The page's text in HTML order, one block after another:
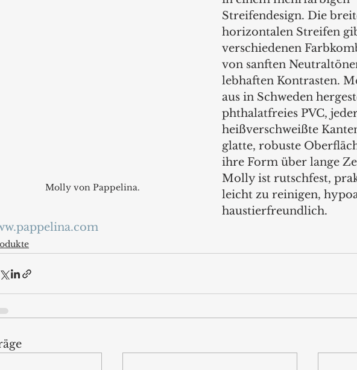
Molly von Pappelina.
Streifendesign. Die
horizontalen Streifen
verschiedenen
von sanften
lebhaften Kontrasten.
aus in Schweden
phthalatfreies PVC,
heißverschweißte
glatte, robuste
ihre Form über lange
Molly ist rutschfest,
leicht zu reinigen,
haustierfreundlich.